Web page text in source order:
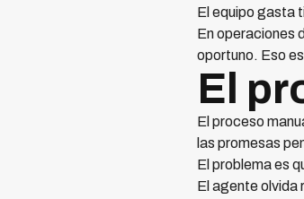
El equipo gasta
En operaciones
oportuno. Eso
El
El proceso
las promesas
El problema es
El agente olvida